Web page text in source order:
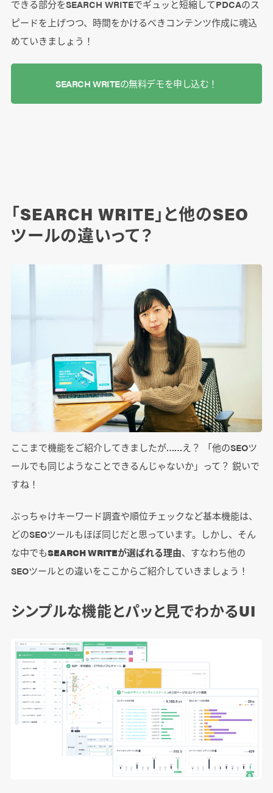
できる部分をSEARCH WRITEでギュッと短縮してPDCAのス
ピードを上げつつ、時間をかけるべきコンテンツ作成に魂込
めていきましょう！
SEARCH WRITEの無料デモを申し込む！
「SEARCH WRITE」と他のSEO
ツールの違いって？
ここまで機能をご紹介してきましたが……え？ 「他のSEOツ
ールでも同じようなことできるんじゃないか」って？ 鋭いで
すね！
ぶっちゃけキーワード調査や順位チェックなど基本機能は、
どのSEOツールもほぼ同じだと思っています。しかし、そん
な中でもSEARCH WRITEが選ばれる理由、すなわち他の
SEOツールとの違いをここからご紹介していきましょう！
シンプルな機能とパッと見でわかるUI